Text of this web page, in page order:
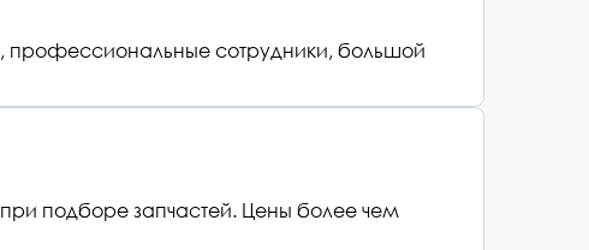
профессиональные сотрудники, большой
подборе запчастей. Цены более чем